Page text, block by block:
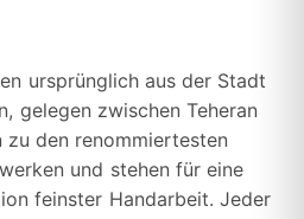
ursprünglich aus der Stadt
gelegen zwischen Teheran
zu den renommiertesten
und stehen für eine
feinster Handarbeit. Jeder